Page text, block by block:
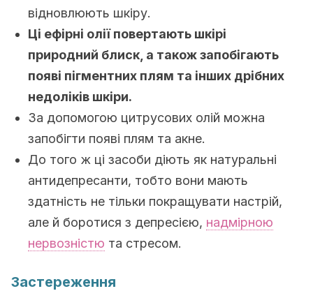
відновлюють шкіру.
Ці ефірні олії повертають шкірі
природний блиск, а також запобігають
появі пігментних плям та інших дрібних
недоліків шкіри.
За допомогою цитрусових олій можна
запобігти появі плям та акне.
До того ж ці засоби діють як натуральні
антидепресанти, тобто вони мають
здатність не тільки покращувати настрій,
але й боротися з депресією, надмірною
нервозністю та стресом.
Застереження